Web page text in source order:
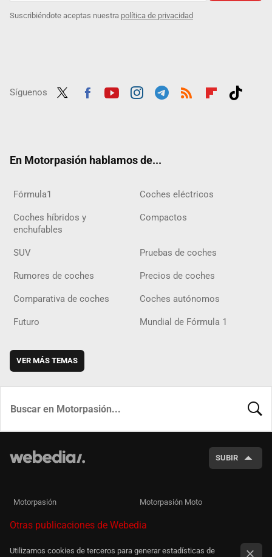
Suscribiéndote aceptas nuestra política de privacidad
Síguenos
En Motorpasión hablamos de...
Fórmula1 Coches eléctricos
Coches híbridos y
enchufables
Compactos
SUV Pruebas de coches
Rumores de coches Precios de coches
Comparativa de coches Coches autónomos
Futuro Mundial de Fórmula 1
VER MÁS TEMAS
SUBIR
Motorpasión Motorpasión Moto
Otras publicaciones de Webedia
Utilizamos cookies de terceros para generar estadísticas de